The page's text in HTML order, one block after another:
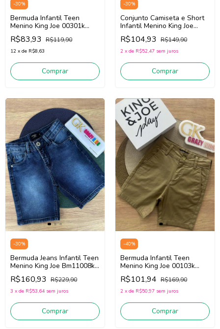
-30%
Bermuda Infantil Teen
Menino King Joe 00301k
(Salmão)
R$83,93 R$119,90
12 x de R$8,63
Comprar
-30%
Conjunto Camiseta e Short
Infantil Menino King Joe
Cj09012k (Preto/Verde)
R$104,93 R$149,90
2 x de R$52,47 sem juros
Comprar
-30%
Bermuda Jeans Infantil Teen
Menino King Joe Bm11008k
(Jeans Escuro)
R$160,93 R$229,90
3 x de R$53,64 sem juros
Comprar
-40%
Bermuda Infantil Teen
Menino King Joe 00103k
(Ocre)
R$101,94 R$169,90
2 x de R$50,97 sem juros
Comprar